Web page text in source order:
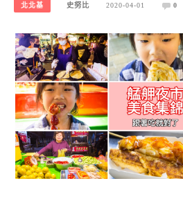
北北基 史努比 2020-04-01 0